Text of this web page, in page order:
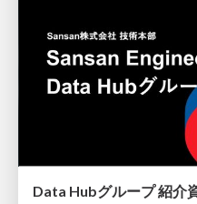
Data Hubグループ 紹介